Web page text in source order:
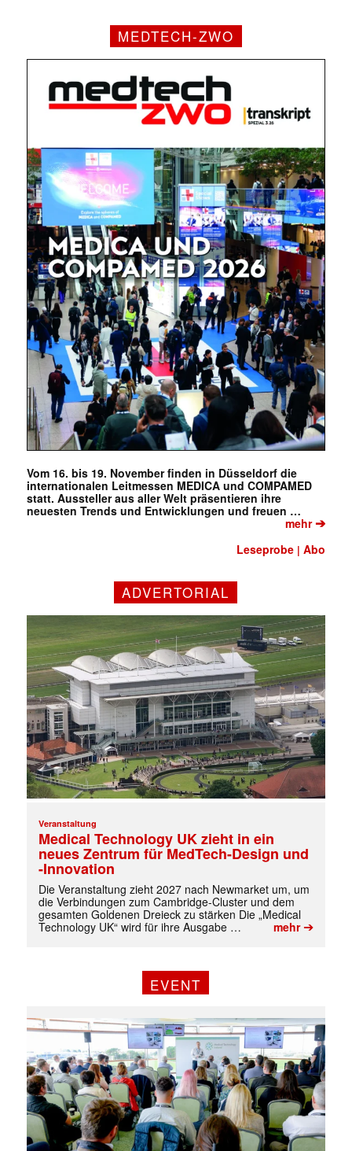
✕
MEDTECH-ZWO
Vom 16. bis 19. November finden in Düsseldorf die
internationalen Leitmessen MEDICA und COMPAMED
statt. Aussteller aus aller Welt präsentieren ihre
neuesten Trends und Entwicklungen und freuen …
mehr➔
Leseprobe |Abo
ADVERTORIAL
Veranstaltung
Medical Technology UK zieht in ein
neues Zentrum für MedTech-Design und
-Innovation
Die Veranstaltung zieht 2027 nach Newmarket um, um
die Verbindungen zum Cambridge-Cluster und dem
gesamten Goldenen Dreieck zu stärken Die „Medical
Technology UK“ wird für ihre Ausgabe …
mehr➔
EVENT